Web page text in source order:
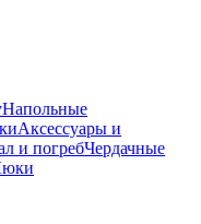
Напольные
Аксессуары и
и погребЧердачные